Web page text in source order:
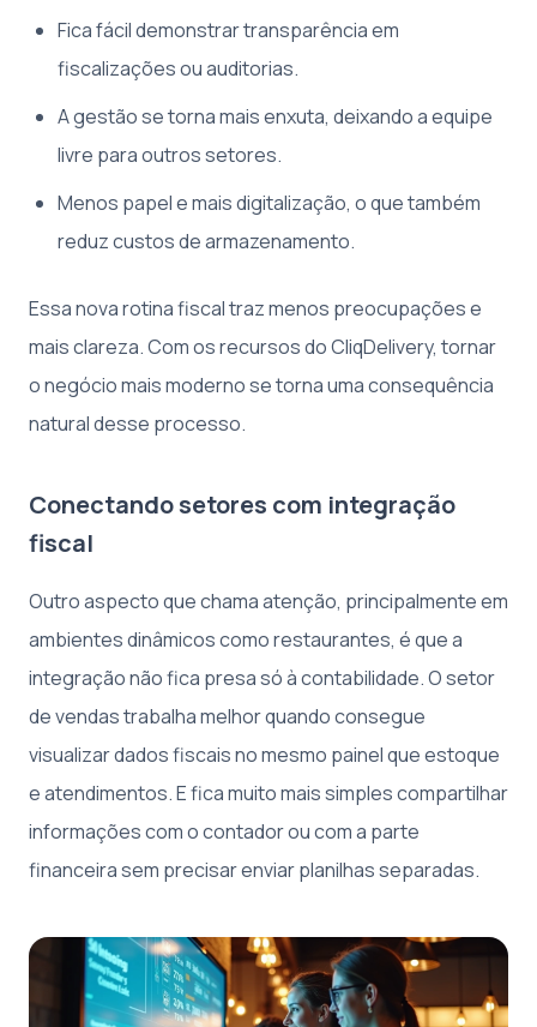
Fica fácil demonstrar transparência em
fiscalizações ou auditorias.
A gestão se torna mais enxuta, deixando a equipe
livre para outros setores.
Menos papel e mais digitalização, o que também
reduz custos de armazenamento.
Essa nova rotina fiscal traz menos preocupações e
mais clareza. Com os recursos do CliqDelivery, tornar
o negócio mais moderno se torna uma consequência
natural desse processo.
Conectando setores com integração
fiscal
Outro aspecto que chama atenção, principalmente em
ambientes dinâmicos como restaurantes, é que a
integração não fica presa só à contabilidade. O setor
de vendas trabalha melhor quando consegue
visualizar dados fiscais no mesmo painel que estoque
e atendimentos. E fica muito mais simples compartilhar
informações com o contador ou com a parte
financeira sem precisar enviar planilhas separadas.